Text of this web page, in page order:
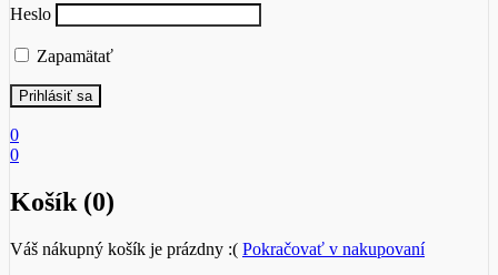
Heslo
Zapamätať
0
0
Košík (0)
Váš nákupný košík je prázdny :( Pokračovať v nakupovaní